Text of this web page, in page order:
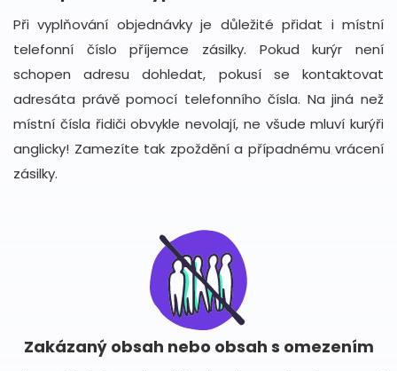
Při vyplňování objednávky je důležité přidat i místní
telefonní číslo příjemce zásilky. Pokud kurýr není
schopen adresu dohledat, pokusí se kontaktovat
adresáta právě pomocí telefonního čísla. Na jiná než
místní čísla řidiči obvykle nevolají, ne všude mluví kurýři
anglicky! Zamezíte tak zpoždění a případnému vrácení
zásilky.
Zakázaný obsah nebo obsah s omezením